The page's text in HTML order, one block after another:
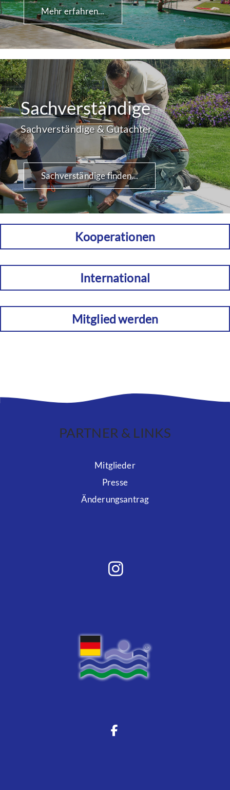
Mehr erfahren...
Sachverständige
Sachverständige & Gutachter
Sachverständige finden...
Kooperationen
International
Mitglied werden
PARTNER & LINKS
Mitglieder
Presse
Änderungsantrag